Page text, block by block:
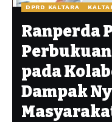
DPRD KALTARA
Ranperda
pada
Dampak